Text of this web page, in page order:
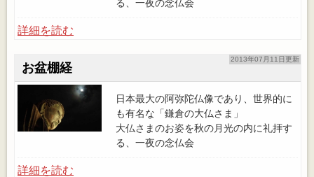
る、一夜の念仏会
詳細を読む
2013年07月11日更新
お盆棚経
日本最大の阿弥陀仏像であり、世界的に
も有名な「鎌倉の大仏さま」
大仏さまのお姿を秋の月光の内に礼拝す
る、一夜の念仏会
詳細を読む